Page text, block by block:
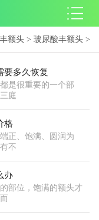
丰额头 >玻尿酸丰额头 >
要多久恢复
是很重要的一个部
庭
格
正、饱满、圆润为
不
办
部位，饱满的额头才